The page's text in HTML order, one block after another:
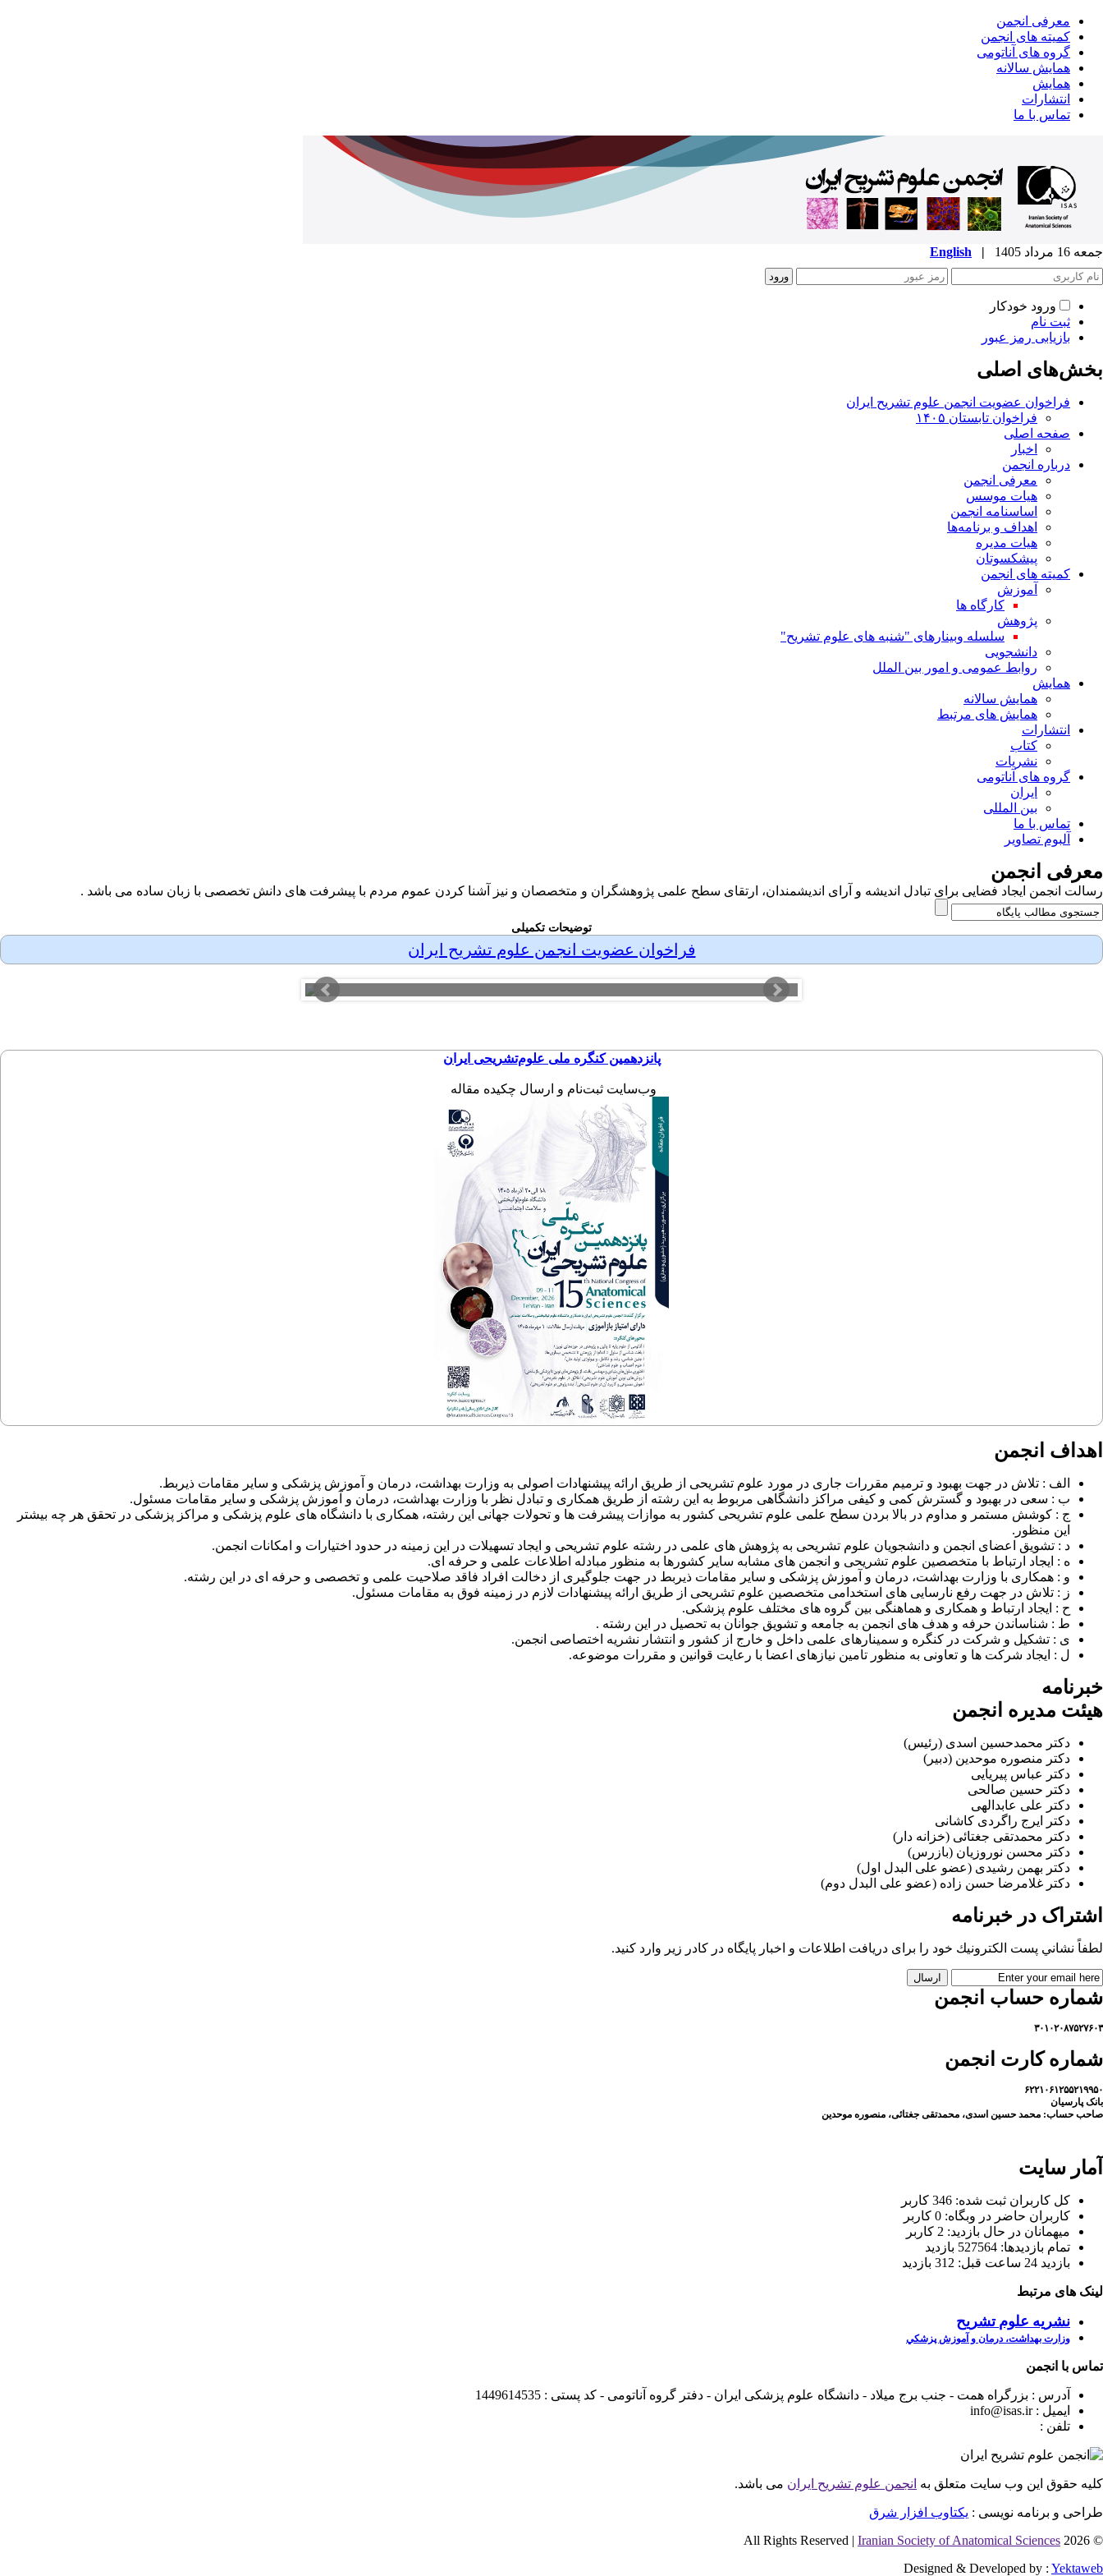
معرفی انجمن
کمیته های انجمن
گروه های آناتومی
همایش سالانه
همایش
انتشارات
تماس با ما
جمعه 16 مرداد 1405 |
English
ورود خودکار
ثبت نام
بازیابی رمز عبور
بخش‌های اصلی
فراخوان عضویت انجمن علوم تشریح ایران
فراخوان تابستان ۱۴۰۵
صفحه اصلی
اخبار
درباره انجمن
معرفی انجمن
هیات موسس
اساسنامه انجمن
اهداف و برنامه‌ها
هیات مدیره
پیشکسوتان
کمیته های انجمن
آموزش
کارگاه ها
پژوهش
سلسله وبینارهای "شنبه های علوم تشریح"
دانشجویی
روابط عمومی و امور بین الملل
همایش
همایش سالانه
همایش های مرتبط
انتشارات
کتاب
نشریات
گروه های آناتومی
ایران
بین المللی
تماس با ما
آلبوم تصاویر
معرفی انجمن
رسالت انجمن ایجاد فضایی برای تبادل اندیشه و آرای اندیشمندان، ارتقای سطح علمی پژوهشگران و متخصصان و نیز آشنا کردن عموم مردم با پیشرفت های دانش تخصصی با زبان ساده می باشد .
توضیحات تکمیلی
فراخوان عضویت انجمن علوم تشریح ایران
پانزدهمین کنگره ملی علومتشریحی ایران
وب‌سایت ثبت‌نام و ارسال چکیده مقاله
اهداف انجمن
الف : تلاش در جهت بهبود و ترمیم مقررات جاری در مورد علوم تشریحی از طریق ارائه پیشنهادات اصولی به وزارت بهداشت، درمان و آموزش پزشکی و سایر مقامات ذیربط.
ب : سعی در بهبود و گسترش کمی و کیفی مراکز دانشگاهی مربوط به این رشته از طریق همکاری و تبادل نظر با وزارت بهداشت، درمان و آموزش پزشکی و سایر مقامات مسئول.
ج : کوشش مستمر و مداوم در بالا بردن سطح علمی علوم تشریحی کشور به موازات پیشرفت ها و تحولات جهانی این رشته، همکاری با دانشگاه های علوم پزشکی و مراکز پزشکی در تحقق هر چه بیشتر
این منظور.
د : تشویق اعضای انجمن و دانشجویان علوم تشریحی به پژوهش های علمی در رشته علوم تشریحی و ایجاد تسهیلات در این زمینه در حدود اختیارات و امکانات انجمن.
ه : ایجاد ارتباط با متخصصین علوم تشریحی و انجمن های مشابه سایر کشورها به منظور مبادله اطلاعات علمی و حرفه ای.
و : همکاری با وزارت بهداشت، درمان و آموزش پزشکی و سایر مقامات ذیربط در جهت جلوگیری از دخالت افراد فاقد صلاحیت علمی و تخصصی و حرفه ای در این رشته.
ز : تلاش در جهت رفع نارسایی های استخدامی متخصصین علوم تشریحی از طریق ارائه پیشنهادات لازم در زمینه فوق به مقامات مسئول.
ح : ایجاد ارتباط و همکاری و هماهنگی بین گروه های مختلف علوم پزشکی.
ط : شناساندن حرفه و هدف های انجمن به جامعه و تشویق جوانان به تحصیل در این رشته .
ی : تشکیل و شرکت در کنگره و سمینارهای علمی داخل و خارج از کشور و انتشار نشریه اختصاصی انجمن.
ل : ایجاد شرکت ها و تعاونی به منظور تامین نیازهای اعضا با رعایت قوانین و مقررات موضوعه.
خبرنامه
هیئت مدیره انجمن
دکتر محمدحسین اسدی (رئیس)
دکتر منصوره موحدین (دبیر)
دکتر عباس پیریایی
دکتر حسین صالحی
دکتر علی عابدالهی
دکتر ایرج راگردی کاشانی
دکتر محمدتقی جغتائی (خزانه دار)
دکتر محسن نوروزیان (بازرس)
دکتر بهمن رشیدی (عضو علی البدل اول)
دکتر غلامرضا حسن زاده (عضو علی البدل دوم)
اشتراک در خبرنامه
لطفاً نشاني پست الكترونيك خود را برای دريافت اطلاعات و اخبار پايگاه در كادر زير وارد كنيد.
شماره حساب انجمن
۳۰۱۰۲۰۸۷۵۲۷۶۰۳
شماره کارت انجمن
۶۲۲۱۰۶۱۲۵۵۲۱۹۹۵۰
بانک پارسیان
صاحب حساب: محمد حسین اسدی، محمدتقی جغتائی، منصوره موحدین
آمار سایت
كل کاربران ثبت شده: 346 کاربر
کاربران حاضر در وبگاه: 0 کاربر
ميهمانان در حال بازديد: 2 کاربر
تمام بازديد‌ها: 527564 بازدید
بازديد 24 ساعت قبل: 312 بازدید
لینک های مرتبط
نشریه علوم تشریح
وزارت بهداشت، درمان و آموزش پزشكي
تماس با انجمن
آدرس : بزرگراه همت - جنب برج میلاد - دانشگاه علوم پزشکی ایران - دفتر گروه آناتومی - کد پستی : 1449614535
ایمیل : info@isas.ir
تلفن :
کلیه حقوق این وب سایت متعلق به انجمن علوم تشریح ایران می باشد.
طراحی و برنامه نویسی : یکتاوب افزار شرق
© 2026 All Rights Reserved |
Iranian Society of Anatomical Sciences
Designed & Developed by : Yektaweb